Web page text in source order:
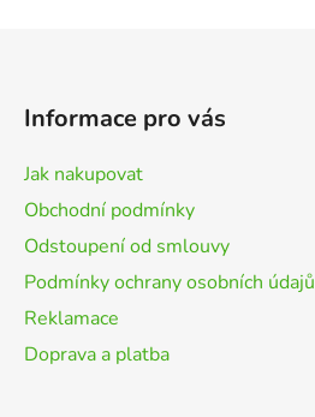
Informace pro vás
Jak nakupovat
Obchodní podmínky
Odstoupení od smlouvy
Podmínky ochrany osobních údajů
Reklamace
Doprava a platba